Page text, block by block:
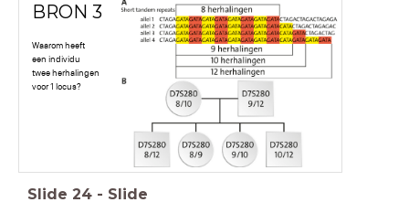
BRON 3
Waarom heeft
een individu
twee herhalingen
voor 1 locus?
Slide 24 - Slide